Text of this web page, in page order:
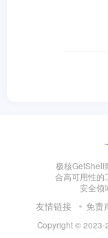
极核GetShell
合高可用性的
安全领
友情链接 免责
Copyright © 2023-